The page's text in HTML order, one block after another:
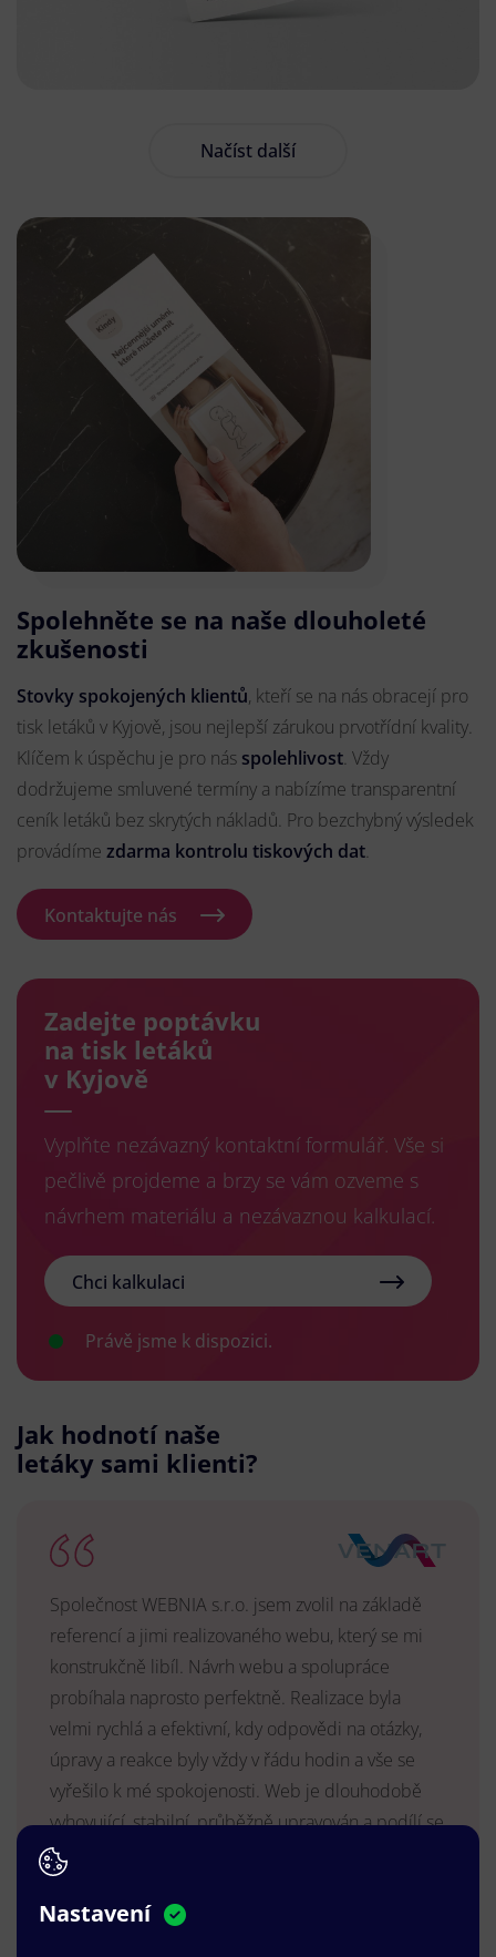
Načíst další
Spolehněte se na naše dlouholeté
zkušenosti
Stovky spokojených klientů, kteří se na nás obracejí pro
tisk letáků v Kyjově, jsou nejlepší zárukou prvotřídní kvality.
Klíčem k úspěchu je pro nás spolehlivost. Vždy
dodržujeme smluvené termíny a nabízíme transparentní
ceník letáků bez skrytých nákladů. Pro bezchybný výsledek
provádíme zdarma kontrolu tiskových dat.
Kontaktujte nás
Zadejte poptávku
na tisk letáků
v Kyjově
Vyplňte nezávazný kontaktní formulář. Vše si
pečlivě projdeme a brzy se vám ozveme s
návrhem materiálu a nezávaznou kalkulací.
Chci kalkulaci
Právě jsme k dispozici.
Jak hodnotí naše
letáky sami klienti?
Společnost WEBNIA s.r.o. jsem zvolil na základě
referencí a jimi realizovaného webu, který se mi
konstrukčně libíl. Návrh webu a spolupráce
probíhala naprosto perfektně. Realizace byla
velmi rychlá a efektivní, kdy odpovědi na otázky,
úpravy a reakce byly vždy v řádu hodin a vše se
vyřešilo k mé spokojenosti. Web je dlouhodobě
vyhovující, stabilní, průběžně upravován a podílí se
na pozitivním vnímání naší značky.
MUDr. Radek Vyšohlíd
VENART s.r.o.
Nastavení